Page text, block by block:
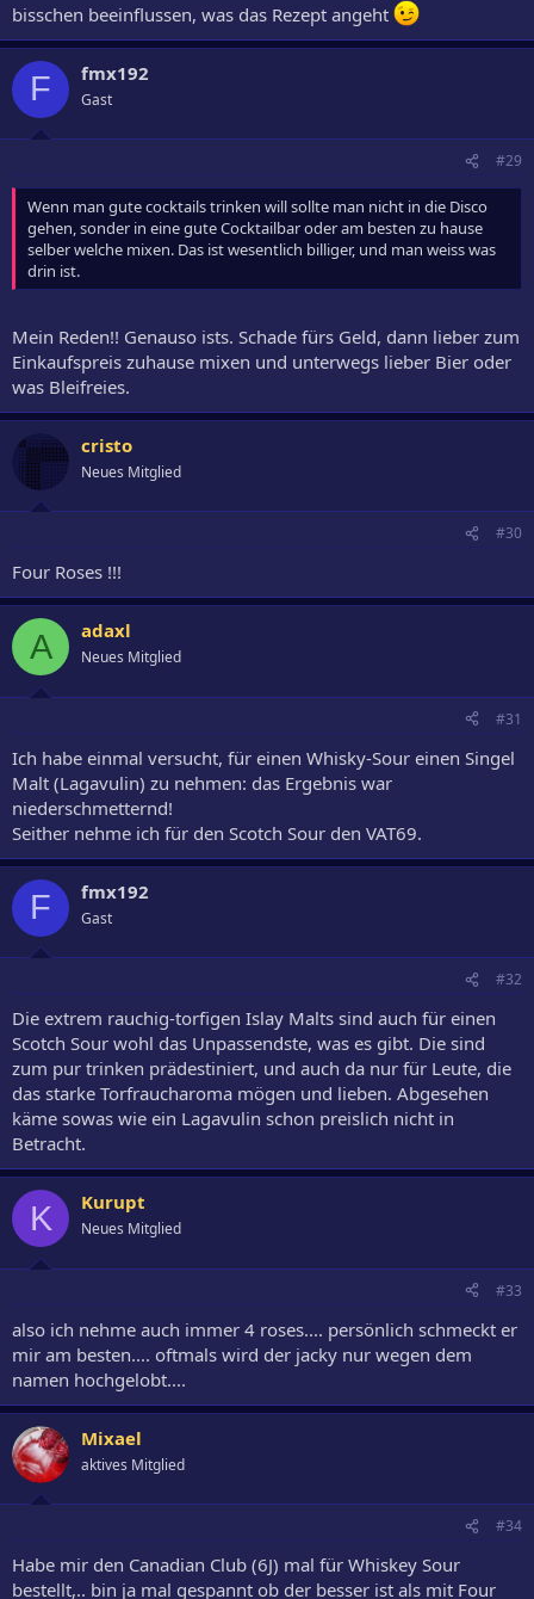
bisschen beeinflussen, was das Rezept angeht
F fmx192
Gast
#29
Wenn man gute cocktails trinken will sollte man nicht in die Disco
gehen, sonder in eine gute Cocktailbar oder am besten zu hause
selber welche mixen. Das ist wesentlich billiger, und man weiss was
drin ist.
Mein Reden!! Genauso ists. Schade fürs Geld, dann lieber zum
Einkaufspreis zuhause mixen und unterwegs lieber Bier oder
was Bleifreies.
cristo
Neues Mitglied
#30
Four Roses !!!
A adaxl
Neues Mitglied
#31
Ich habe einmal versucht, für einen Whisky-Sour einen Singel
Malt (Lagavulin) zu nehmen: das Ergebnis war
niederschmetternd!
Seither nehme ich für den Scotch Sour den VAT69.
F fmx192
Gast
#32
Die extrem rauchig-torfigen Islay Malts sind auch für einen
Scotch Sour wohl das Unpassendste, was es gibt. Die sind
zum pur trinken prädestiniert, und auch da nur für Leute, die
das starke Torfraucharoma mögen und lieben. Abgesehen
käme sowas wie ein Lagavulin schon preislich nicht in
Betracht.
K Kurupt
Neues Mitglied
#33
also ich nehme auch immer 4 roses.... persönlich schmeckt er
mir am besten.... oftmals wird der jacky nur wegen dem
namen hochgelobt....
Mixael
aktives Mitglied
#34
Habe mir den Canadian Club (6J) mal für Whiskey Sour
bestellt,.. bin ja mal gespannt ob der besser ist als mit Four